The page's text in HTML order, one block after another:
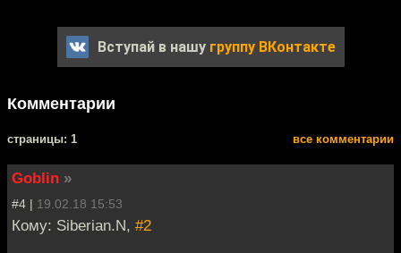
Вступай в нашу группу ВКонтакте
Комментарии
cтраницы: 1 все комментарии
Goblin »
#4 | 19.02.18 15:53
Кому: Siberian.N, #2